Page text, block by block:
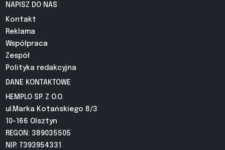
NAPISZ DO NAS
Kontakt
Reklama
Współpraca
Zespół
Polityka redakcyjna
DANE KONTAKTOWE
HEMPLO SP. Z O.O.
ul.Marka Kotańskiego 8/3
10-166 Olsztyn
REGON: 389035505
NIP: 7393954331